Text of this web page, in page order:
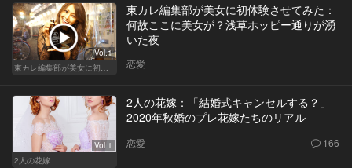
Vol.1
東カレ編集部が美女に初体験させてみた：
何故ここに美女が？浅草ホッピー通りが湧
いた夜
恋愛
Vol.1
2人の花嫁
2人の花嫁：「結婚式キャンセルする？」
2020年秋婚のプレ花嫁たちのリアル
恋愛 166